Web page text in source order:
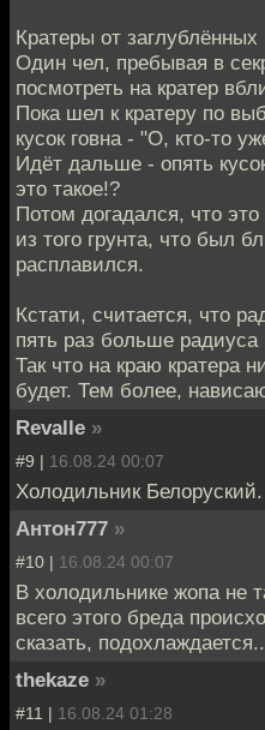
Кратеры от заглублённых
Один чел, пребывая в
посмотреть на кратер
Пока шел к кратеру по
кусок говна - "О, кто-то
Идёт дальше - опять
это такое!?
Потом догадался, что
из того грунта, что был
расплавился.
Кстати, считается, что
пять раз больше радиуса
Так что на краю кратера
будет. Тем более,
Revalle »
#9 | 16.08.24 00:07
Холодильник Белоруский.
Антон777 »
#10 | 16.08.24 00:07
В холодильнике жопа не
всего этого бреда
сказать,
thekaze »
#11 | 16.08.24 01:28